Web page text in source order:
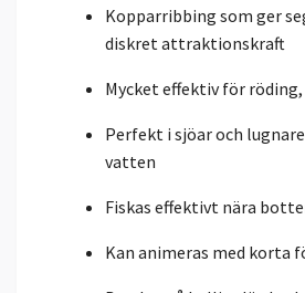
Kopparribbing som ger
diskret attraktionskraft
Mycket effektiv för
Perfekt i sjöar och
vatten
Fiskas effektivt nära
Kan animeras med korta